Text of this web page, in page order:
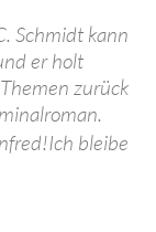
Schmidt kann
er holt
zurück
Ich bleibe